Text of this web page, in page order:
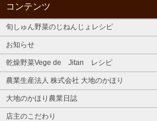
コンテンツ
旬しゅん野菜のじねんじょレシピ
お知らせ
乾燥野菜Vege de Jitan レシピ
農業生産法人 株式会社 大地のかほり
大地のかほり農業日誌
店主のこだわり